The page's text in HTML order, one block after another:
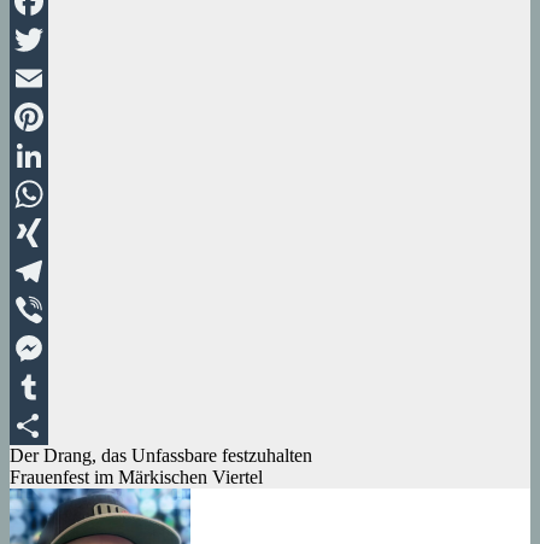
Facebook
Twitter
Email
Pinterest
LinkedIn
WhatsApp
XING
Telegram
Viber
Messenger
Tumblr
Teilen
Beitragsnavigation
Der Drang, das Unfassbare festzuhalten
Frauenfest im Märkischen Viertel